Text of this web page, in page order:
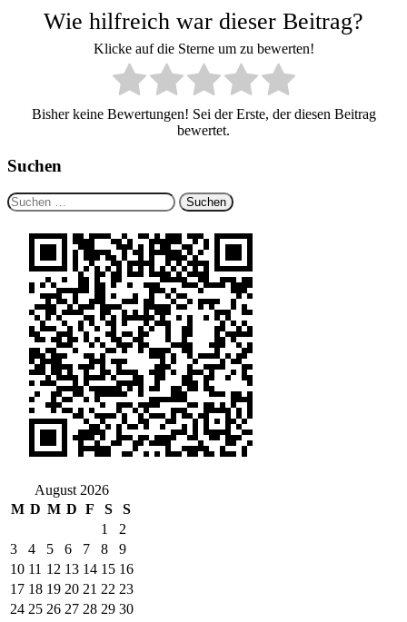
Wie hilfreich war dieser Beitrag?
Klicke auf die Sterne um zu bewerten!
Bisher keine Bewertungen! Sei der Erste, der diesen Beitrag
bewertet.
Suchen
Suchen
nach:
August 2026
M D M D F S
S
1
2
3
4 5 6 7 8
9
10 11 12 13 14 15 16
17 18 19 20 21 22 23
24 25 26 27 28 29 30